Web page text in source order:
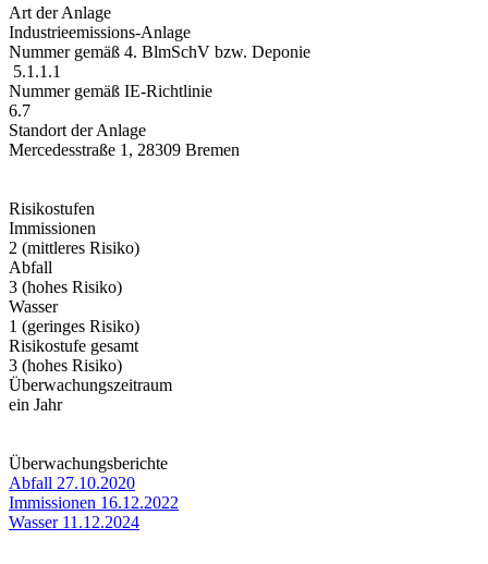
Art der Anlage
Industrieemissions-Anlage
Nummer gemäß 4. BlmSchV bzw. Deponie
5.1.1.1
Nummer gemäß IE-Richtlinie
6.7
Standort der Anlage
Mercedesstraße 1, 28309 Bremen
Risikostufen
Immissionen
2 (mittleres Risiko)
Abfall
3 (hohes Risiko)
Wasser
1 (geringes Risiko)
Risikostufe gesamt
3 (hohes Risiko)
Überwachungszeitraum
ein Jahr
Überwachungsberichte
Abfall 27.10.2020
Immissionen 16.12.2022
Wasser 11.12.2024